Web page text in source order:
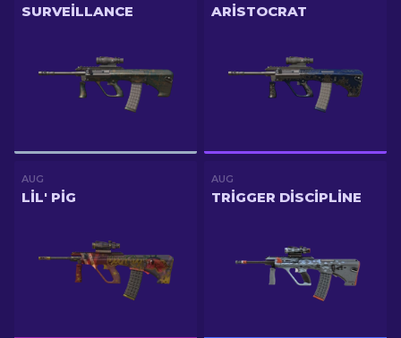
SURVEILLANCE ARISTOCRAT
AUG
LIL' PIG
AUG
TRIGGER DISCIPLINE